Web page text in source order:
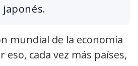
mundial de la economía
eso, cada vez más países,